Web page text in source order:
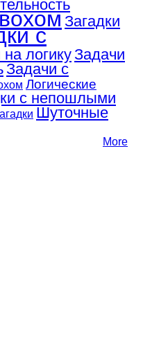
Загадки
с
логику Задачи
Задачи с
Логические
с непошлыми
Шуточные
More